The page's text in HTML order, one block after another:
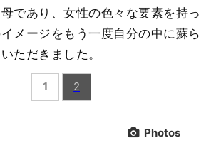
であり、女性の色々な要素を持っ
メージをもう一度自分の中に蘇ら
ただきました。
1 2
Photos